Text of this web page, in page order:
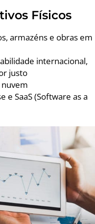
Físicos
armazéns e obras em
internacional,
justo
SaaS (Software as a